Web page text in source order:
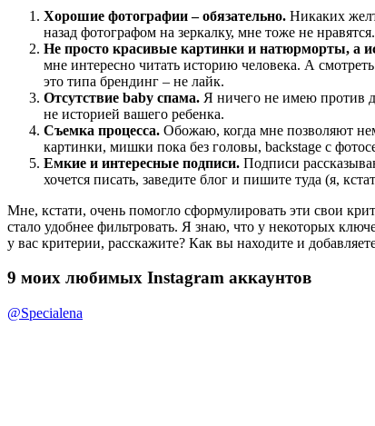
Хорошие фотографии – обязательно. Никаких
назад фотографом на зеркалку, мне тоже не нравятся.
Не просто красивые картинки и натюрморты, а
мне интересно читать историю человека. А
это типа брендинг – не лайк.
Отсутствие baby спама. Я ничего не имею против
не историей вашего ребенка.
Съемка процесса. Обожаю, когда мне позволяют
картинки, мишки пока без головы, backstage с
Емкие и интересные подписи. Подписи
хочется писать, заведите блог и пишите туда (я,
Мне, кстати, очень помогло сформулировать эти свои
стало удобнее фильтровать. Я знаю, что у некоторых
у вас критерии, расскажите? Как вы находите и
9 моих любимых Instagram аккаунтов
@Specialena